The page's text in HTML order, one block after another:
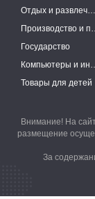
Отдых и развлечения
Государство
Товары для детей
Внимание! На
размещение
За